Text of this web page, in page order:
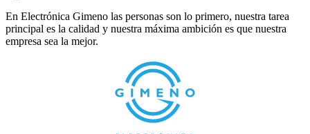
En Electrónica Gimeno las personas son lo primero, nuestra tarea
principal es la calidad y nuestra máxima ambición es que nuestra
empresa sea la mejor.